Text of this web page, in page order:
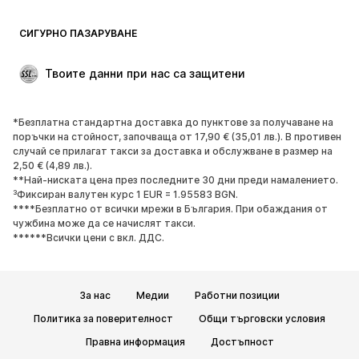
СИГУРНО ПАЗАРУВАНЕ
Твоите данни при нас са защитени
*Безплатна стандартна доставка до пунктове за получаване на
поръчки на стойност, започваща от 17,90 € (35,01 лв.). В противен
случай се прилагат такси за доставка и обслужване в размер на
2,50 € (4,89 лв.).
**Най-ниската цена през последните 30 дни преди намалението.
³Фиксиран валутен курс 1 EUR = 1.95583 BGN.
****Безплатно от всички мрежи в България. При обаждания от
чужбина може да се начислят такси.
******Всички цени с вкл. ДДС.
За нас Медии
Работни позиции
Политика за поверителност
Общи търговски условия
Правна информация
Достъпност